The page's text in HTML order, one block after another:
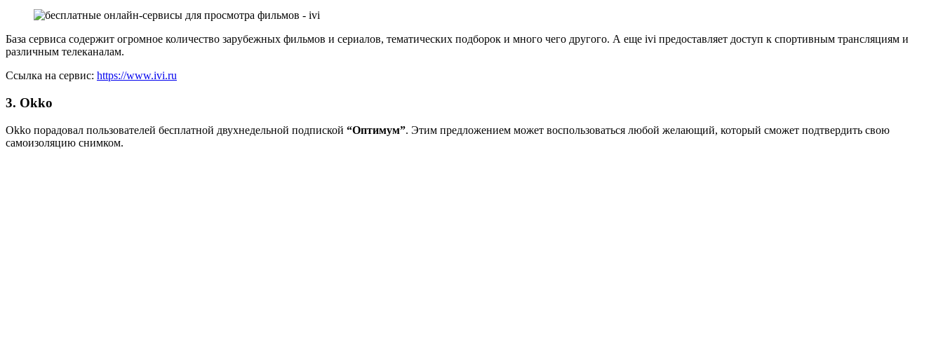
База сервиса содержит огромное количество зарубежных фильмов и сериалов, тематических подборок и много чего другого. А еще ivi предоставляет доступ к спортивным трансляциям и
различным телеканалам.
Ссылка на сервис: https://www.ivi.ru
3. Okko
Okko порадовал пользователей бесплатной двухнедельной подпиской “Оптимум”. Этим предложением может воспользоваться любой желающий, который сможет подтвердить свою
самоизоляцию снимком.